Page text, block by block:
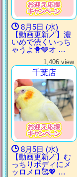
8月5日 (水)
【動画更新🪄】濃
いめで渋くいっち
ゃうよ🐥🩶オ …
1,406 view
千葉店
8月5日 (水)
【動画更新🪄】む
っちりボディにメ
ッロメロ🥰💖 …